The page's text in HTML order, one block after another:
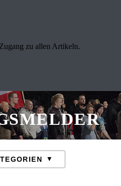
zu allen Artikeln.